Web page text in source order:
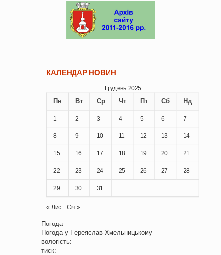
КАЛЕНДАР НОВИН
Грудень 2025
Пн Вт Ср Чт Пт Сб Нд
1 2 3 4 5 6 7
8 9 10 11 12 13 14
15 16 17 18 19 20 21
22 23 24 25 26 27 28
29 30 31
« Лис Січ »
Погода
Погода у Переяслав-Хмельницькому
вологість:
тиск: